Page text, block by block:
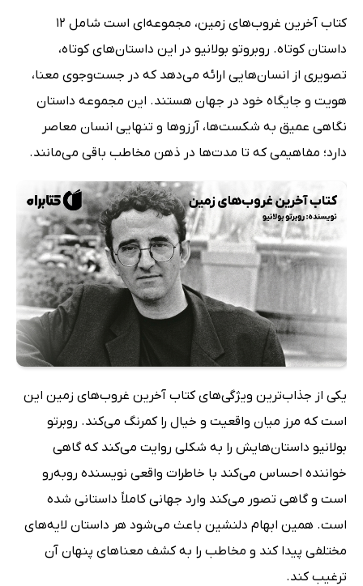
کتاب آخرین غروب‌های زمین، مجموعه‌ای است شامل 12
داستان کوتاه. روبروتو بولانیو در این داستان‌های کوتاه،
تصویری از انسان‌هایی ارائه می‌دهد که در جست‌وجوی معنا،
هویت و جایگاه خود در جهان هستند. این مجموعه داستان
نگاهی عمیق به شکست‌ها، آرزوها و تنهایی انسان معاصر
دارد؛ مفاهیمی که تا مدت‌ها در ذهن مخاطب باقی می‌مانند.
یکی از جذاب‌ترین ویژگی‌های کتاب آخرین غروب‌های زمین این
است که مرز میان واقعیت و خیال را کمرنگ می‌کند. روبرتو
بولانیو داستان‌هایش را به شکلی روایت می‌کند که گاهی
خواننده احساس می‌کند با خاطرات واقعی نویسنده روبه‌رو
است و گاهی تصور می‌کند وارد جهانی کاملاً داستانی شده
است. همین ابهام دلنشین باعث می‌شود هر داستان لایه‌های
مختلفی پیدا کند و مخاطب را به کشف معناهای پنهان آن
ترغیب کند.